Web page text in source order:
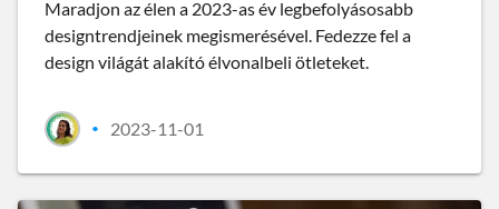
Maradjon az élen a 2023-as év legbefolyásosabb
designtrendjeinek megismerésével. Fedezze fel a
design világát alakító élvonalbeli ötleteket.
• 2023-11-01